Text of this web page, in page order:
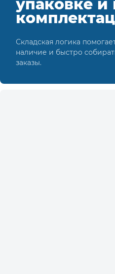
упаковке и
Складская логика
наличие и быстро
заказы.